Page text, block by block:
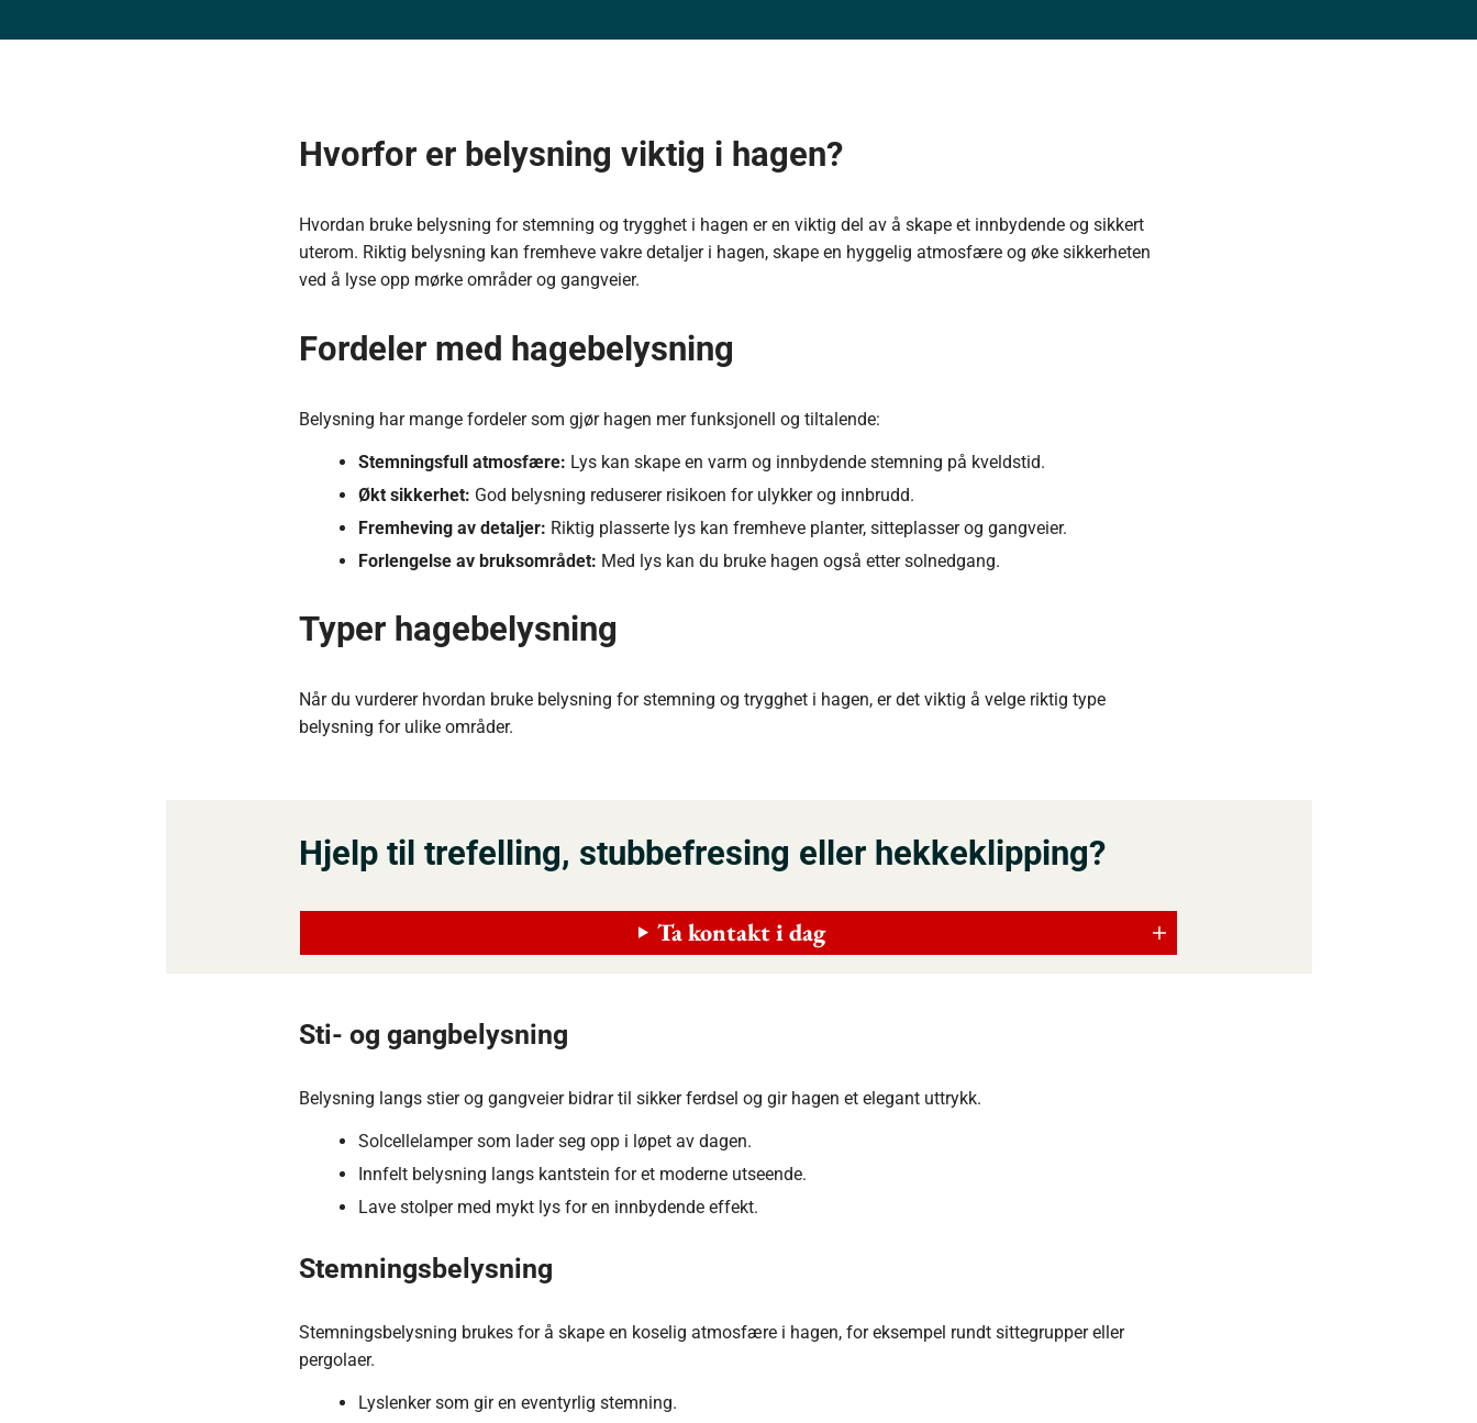
Hvorfor er belysning viktig i hagen?
Hvordan bruke belysning for stemning og trygghet i hagen er en viktig del av å skape et innbydende og sikkert
uterom. Riktig belysning kan fremheve vakre detaljer i hagen, skape en hyggelig atmosfære og øke sikkerheten
ved å lyse opp mørke områder og gangveier.
Fordeler med hagebelysning
Belysning har mange fordeler som gjør hagen mer funksjonell og tiltalende:
Stemningsfull atmosfære: Lys kan skape en varm og innbydende stemning på kveldstid.
Økt sikkerhet: God belysning reduserer risikoen for ulykker og innbrudd.
Fremheving av detaljer: Riktig plasserte lys kan fremheve planter, sitteplasser og gangveier.
Forlengelse av bruksområdet: Med lys kan du bruke hagen også etter solnedgang.
Typer hagebelysning
Når du vurderer hvordan bruke belysning for stemning og trygghet i hagen, er det viktig å velge riktig type
belysning for ulike områder.
Hjelp til trefelling, stubbefresing eller hekkeklipping?
Ta kontakt i dag
Sti- og gangbelysning
Belysning langs stier og gangveier bidrar til sikker ferdsel og gir hagen et elegant uttrykk.
Solcellelamper som lader seg opp i løpet av dagen.
Innfelt belysning langs kantstein for et moderne utseende.
Lave stolper med mykt lys for en innbydende effekt.
Stemningsbelysning
Stemningsbelysning brukes for å skape en koselig atmosfære i hagen, for eksempel rundt sittegrupper eller
pergolaer.
Lyslenker som gir en eventyrlig stemning.